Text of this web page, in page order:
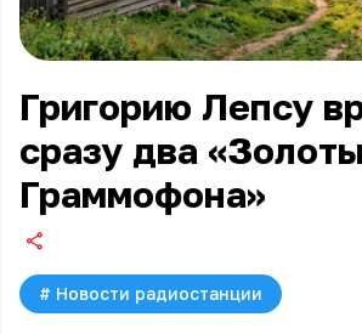
Григорию Лепсу
сразу два
Граммофона»
# Новости радиостанции